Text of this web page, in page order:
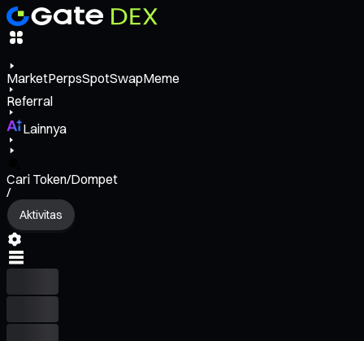
MarketPerpsSpotSwapMeme
Referral
Lainnya
Cari Token/Dompet
/
Aktivitas